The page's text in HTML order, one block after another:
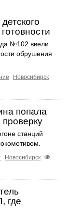
№102 ввели
обрушения
Новосибирск
попала
станций
Новосибирск
где